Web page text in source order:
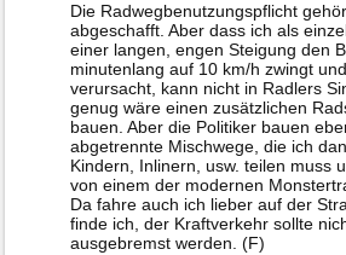
Die Radwegbenutzungspflicht
abgeschafft. Aber dass ich als
einer langen, engen Steigung den
minutenlang auf 10 km/h zwingt
verursacht, kann nicht in Radlers
genug wäre einen zusätzlichen
bauen. Aber die Politiker bauen
abgetrennte Mischwege, die ich
Kindern, Inlinern, usw. teilen muss
von einem der modernen
Da fahre auch ich lieber auf der
finde ich, der Kraftverkehr sollte
ausgebremst werden. (F)